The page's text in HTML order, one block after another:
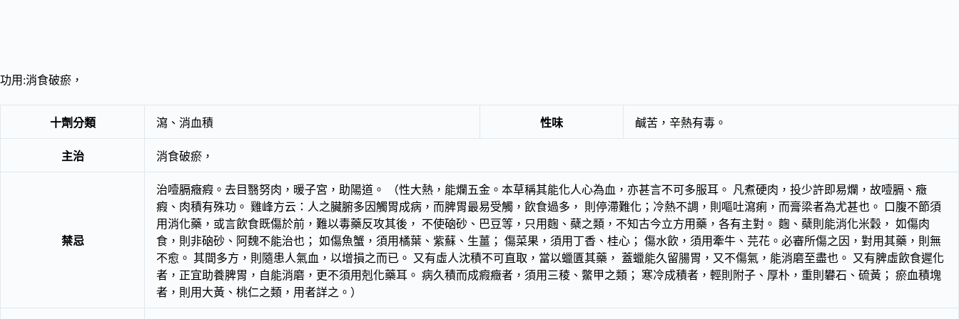
功用:消食破瘀，
十劑分類 瀉、消血積 性味 鹹苦，辛熱有毒。
主治 消食破瘀，
禁忌
治噎膈癥瘕。去目翳努肉，暖子宮，助陽道。 （性大熱，能爛五金。本草稱其能化人心為血，亦甚言不可多服耳。 凡煮硬肉，投少許即易爛，故噎膈、癥
瘕、肉積有殊功。 雞峰方云：人之臟腑多因觸胃成病，而脾胃最易受觸，飲食過多， 則停滯難化；冷熱不調，則嘔吐瀉痢，而膏梁者為尤甚也。 口腹不節須
用消化藥，或言飲食既傷於前，難以毒藥反攻其後， 不使硇砂、巴豆等，只用麴、蘗之類，不知古今立方用藥，各有主對。 麴、蘗則能消化米穀， 如傷肉
食，則非硇砂、阿魏不能治也； 如傷魚蟹，須用橘葉、紫蘇、生薑； 傷菜果，須用丁香、桂心； 傷水飲，須用牽牛、芫花。必審所傷之因，對用其藥，則無
不愈。 其間多方，則隨患人氣血，以增損之而已。 又有虛人沈積不可直取，當以蠟匱其藥， 蓋蠟能久留腸胃，又不傷氣，能消磨至盡也。 又有脾虛飲食遲化
者，正宜助養脾胃，自能消磨，更不須用剋化藥耳。 病久積而成瘕癥者，須用三稜、鱉甲之類； 寒冷成積者，輕則附子、厚朴，重則礬石、硫黃； 瘀血積塊
者，則用大黃、桃仁之類，用者詳之。）